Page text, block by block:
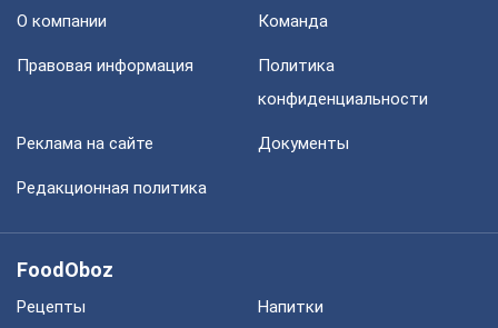
О компании Команда
Правовая информация
Политика
конфиденциальности
Реклама на сайте Документы
Редакционная политика
FoodOboz
Рецепты Напитки